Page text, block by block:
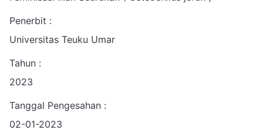
Penerbit :
Universitas Teuku Umar
Tahun :
2023
Tanggal Pengesahan :
02-01-2023